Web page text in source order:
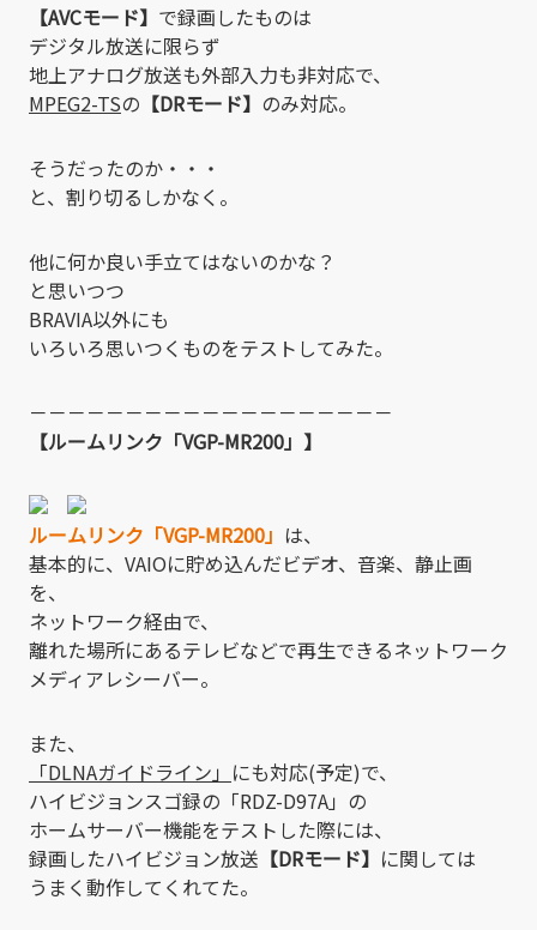
【AVCモード】 で録画したものは
デジタル放送に限らず
地上アナログ放送も外部入力も非対応で、
MPEG2-TSの 【DRモード】 のみ対応。
そうだったのか・・・
と、割り切るしかなく。
他に何か良い手立てはないのかな？
と思いつつ
BRAVIA以外にも
いろいろ思いつくものをテストしてみた。
－－－－－－－－－－－－－－－－－－－
【ルームリンク「VGP-MR200」】
ルームリンク「VGP-MR200」 は、
基本的に、VAIOに貯め込んだビデオ、音楽、静止画
を、
ネットワーク経由で、
離れた場所にあるテレビなどで再生できるネットワーク
メディアレシーバー。
また、
「DLNAガイドライン」 にも対応(予定)で、
ハイビジョンスゴ録の「RDZ-D97A」の
ホームサーバー機能をテストした際には、
録画したハイビジョン放送 【DRモード】 に関しては
うまく動作してくれてた。